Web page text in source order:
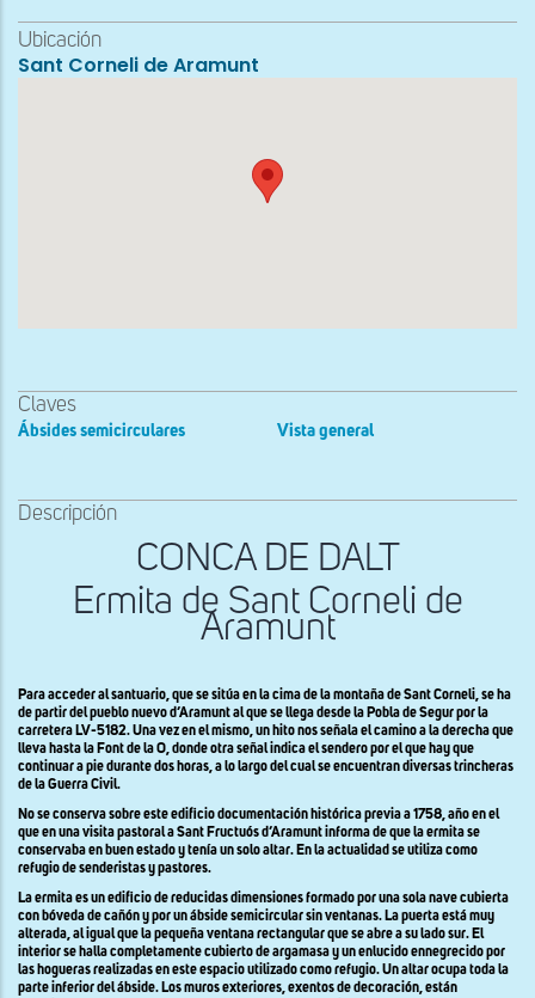
Ubicación
Sant Corneli de Aramunt
Claves
Ábsides semicirculares Vista general
Descripción
CONCA DE DALT
Ermita de Sant Corneli de
Aramunt
Para acceder al santuario, que se sitúa en la cima de la montaña de Sant Corneli, se ha
de partir del pueblo nuevo d’Aramunt al que se llega desde la Pobla de Segur por la
carretera LV-5182. Una vez en el mismo, un hito nos señala el camino a la derecha que
lleva hasta la Font de la O, donde otra señal indica el sendero por el que hay que
continuar a pie durante dos horas, a lo largo del cual se encuentran diversas trincheras
de la Guerra Civil.
No se conserva sobre este edificio documentación histórica previa a 1758, año en el
que en una visita pastoral a Sant Fructuós d’Aramunt informa de que la ermita se
conservaba en buen estado y tenía un solo altar. En la actualidad se utiliza como
refugio de senderistas y pastores.
La ermita es un edificio de reducidas dimensiones formado por una sola nave cubierta
con bóveda de cañón y por un ábside semicircular sin ventanas. La puerta está muy
alterada, al igual que la pequeña ventana rectangular que se abre a su lado sur. El
interior se halla completamente cubierto de argamasa y un enlucido ennegrecido por
las hogueras realizadas en este espacio utilizado como refugio. Un altar ocupa toda la
parte inferior del ábside. Los muros exteriores, exentos de decoración, están